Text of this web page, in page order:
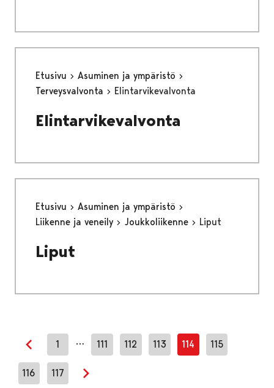
Etusivu
Asuminen ja ympäristö
Terveysvalvonta
Elintarvikevalvonta
Elintarvikevalvonta
Etusivu
Asuminen ja ympäristö
Liikenne ja veneily
Joukkoliikenne Liput
Liput
Edellinen sivu
1 … 111 112 113 114 115
116 117